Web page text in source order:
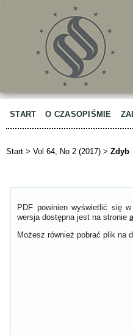
START O CZASOPIŚMIE
Start > Vol 64, No 2 (2017) > Zdyb
PDF powinien wyświetlić się
wersja dostępna jest na stronie
Możesz również pobrać plik na